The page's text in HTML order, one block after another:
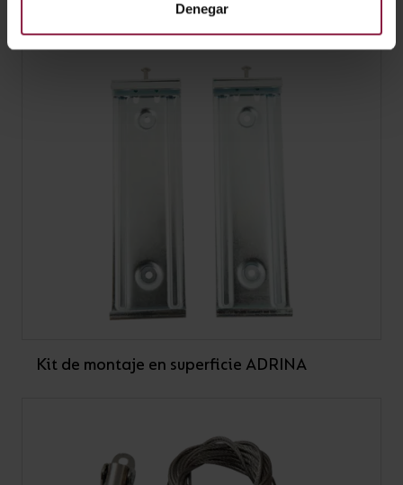
Denegar
Tapa ciega 600mm para ADRINA
Kit de montaje en superficie ADRINA